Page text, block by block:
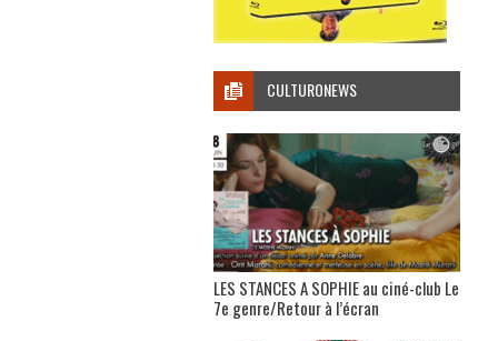
CULTURONEWS
LES STANCES A SOPHIE au ciné-club Le
7e genre/Retour à l’écran